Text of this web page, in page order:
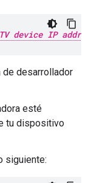
device IP
desarrollador
esté
tu dispositivo
siguiente: